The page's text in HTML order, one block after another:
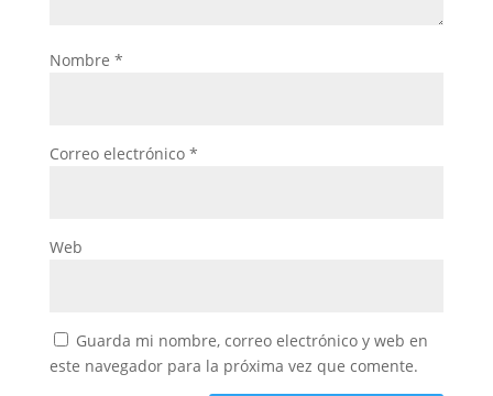
Nombre *
Correo electrónico *
Web
Guarda mi nombre, correo electrónico y web en
este navegador para la próxima vez que comente.